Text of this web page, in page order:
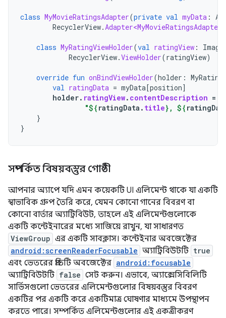
class MyMovieRatingsAdapter(private val myData :
RecyclerView.Adapter<MyMovieRatingsAdapter
class MyRatingViewHolder(val ratingView :
RecyclerView.ViewHolder(ratingView)
override fun onBindViewHolder(holder :
val ratingData = myData[position]
holder. ratingView. contentDescription =
"${ ratingData . title} , ${
}
}
সম্পর্কিত বিষয়বস্তুর গোষ্ঠী
আপনার অ্যাপে যদি এমন কয়েকটি UI এলিমেন্ট থাকে যা একটি
স্বাভাবিক গ্রুপ তৈরি করে, যেমন কোনো গানের বিবরণ বা
কোনো বার্তার অ্যাট্রিবিউট, তাহলে এই এলিমেন্টগুলোকে
একটি কন্টেইনারের মধ্যে সাজিয়ে রাখুন, যা সাধারণত
ViewGroup এর একটি সাবক্লাস। কন্টেইনার অবজেক্টের
android:screenReaderFocusable অ্যাট্রিবিউটটি true
এবং ভেতরের প্রতিটি অবজেক্টের android:focusable
অ্যাট্রিবিউটটি false সেট করুন। এভাবে, অ্যাক্সেসিবিলিটি
সার্ভিসগুলো ভেতরের এলিমেন্টগুলোর বিষয়বস্তুর বিবরণ
একটির পর একটি করে একটিমাত্র ঘোষণার মাধ্যমে উপস্থাপন
করতে পারে। সম্পর্কিত এলিমেন্টগুলোর এই একত্রীকরণ